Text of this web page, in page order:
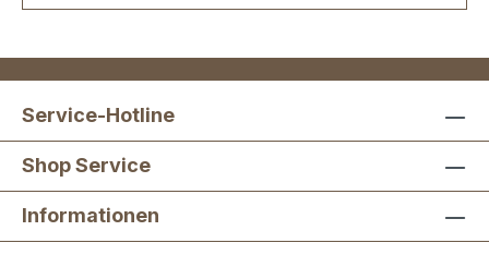
Service-Hotline
Shop Service
Informationen